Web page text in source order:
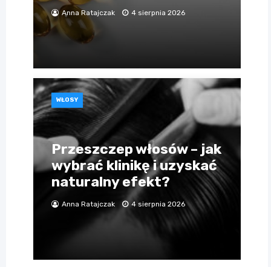
Anna Ratajczak 4 sierpnia 2026
WŁOSY
Przeszczep włosów – jak
wybrać klinikę i uzyskać
naturalny efekt?
Anna Ratajczak 4 sierpnia 2026